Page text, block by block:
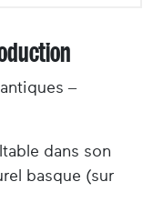
–
dans son
basque (sur